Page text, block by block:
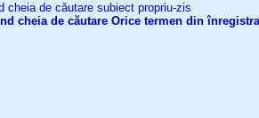
cheia de căutare subiect propriu-zis
cheia de căutare Orice termen din